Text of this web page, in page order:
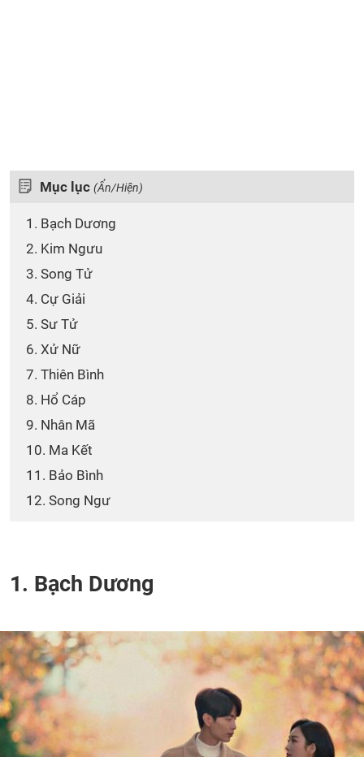
Mục lục (Ẩn/Hiện)
1. Bạch Dương
2. Kim Ngưu
3. Song Tử
4. Cự Giải
5. Sư Tử
6. Xử Nữ
7. Thiên Bình
8. Hổ Cáp
9. Nhân Mã
10. Ma Kết
11. Bảo Bình
12. Song Ngư
1. Bạch Dương